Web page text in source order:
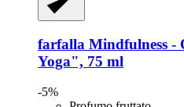
farfalla Mindfulness
Yoga", 75 ml
-5%